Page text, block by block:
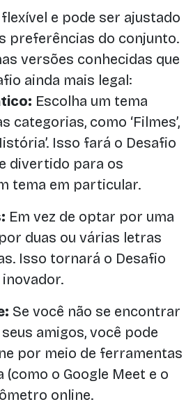
e pode ser ajustado
preferências do conjunto.
versões conhecidas que
ainda mais legal:
Escolha um tema
categorias, como ‘Filmes’,
Isso fará o Desafio
divertido para os
tema em particular.
Em vez de optar por uma
duas ou várias letras
Isso tornará o Desafio
Se você não se encontrar
amigos, você pode
por meio de ferramentas
(como o Google Meet e o
online.